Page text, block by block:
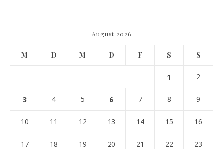
August 2026
M D M D F S S
1 2
3 4 5 6 7 8 9
10 11 12 13 14 15 16
17 18 19 20 21 22 23